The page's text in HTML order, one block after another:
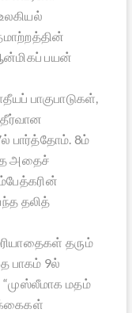
பயன்
பாகுபாடுகள்,
பார்த்தோம். 8ம்
அதைச்
தலித்
தரும்
9ல்
மதம்